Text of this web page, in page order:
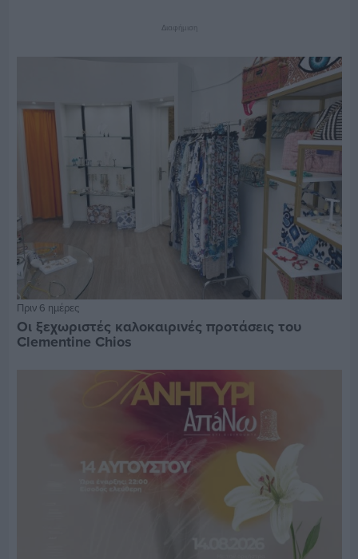
Διαφήμιση
Πριν 6 ημέρες
Οι ξεχωριστές καλοκαιρινές προτάσεις του
Clementine Chios